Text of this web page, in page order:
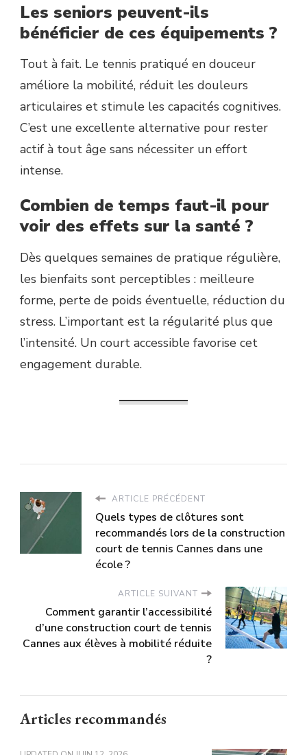
Les seniors peuvent-ils
bénéficier de ces équipements ?
Tout à fait. Le tennis pratiqué en douceur
améliore la mobilité, réduit les douleurs
articulaires et stimule les capacités cognitives.
C’est une excellente alternative pour rester
actif à tout âge sans nécessiter un effort
intense.
Combien de temps faut-il pour
voir des effets sur la santé ?
Dès quelques semaines de pratique régulière,
les bienfaits sont perceptibles : meilleure
forme, perte de poids éventuelle, réduction du
stress. L’important est la régularité plus que
l’intensité. Un court accessible favorise cet
engagement durable.
ARTICLE PRÉCÉDENT
Quels types de clôtures sont
recommandés lors de la construction
court de tennis Cannes dans une
école ?
ARTICLE SUIVANT
Comment garantir l’accessibilité
d’une construction court de tennis
Cannes aux élèves à mobilité réduite
?
Articles recommandés